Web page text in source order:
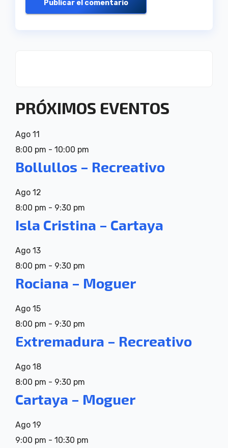
PRÓXIMOS EVENTOS
Ago 11
8:00 pm - 10:00 pm
Bollullos – Recreativo
Ago 12
8:00 pm - 9:30 pm
Isla Cristina – Cartaya
Ago 13
8:00 pm - 9:30 pm
Rociana – Moguer
Ago 15
8:00 pm - 9:30 pm
Extremadura – Recreativo
Ago 18
8:00 pm - 9:30 pm
Cartaya – Moguer
Ago 19
9:00 pm - 10:30 pm